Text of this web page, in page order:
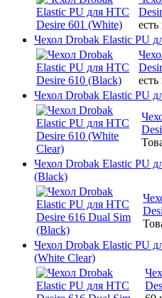
Чехол Drobak Elastic PU
Чехол Drobak Elastic PU
Чехол Drobak Elastic PU
(Black)
Чехол Drobak Elastic PU
(White Clear)